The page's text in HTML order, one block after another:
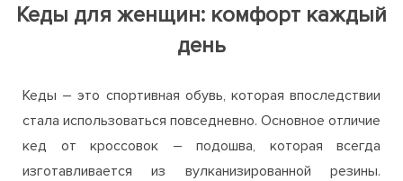
Кеды для женщин: комфорт каждый
день
Кеды – это спортивная обувь, которая впоследствии
стала использоваться повседневно. Основное отличие
кед от кроссовок – подошва, которая всегда
изготавливается из вулканизированной резины.